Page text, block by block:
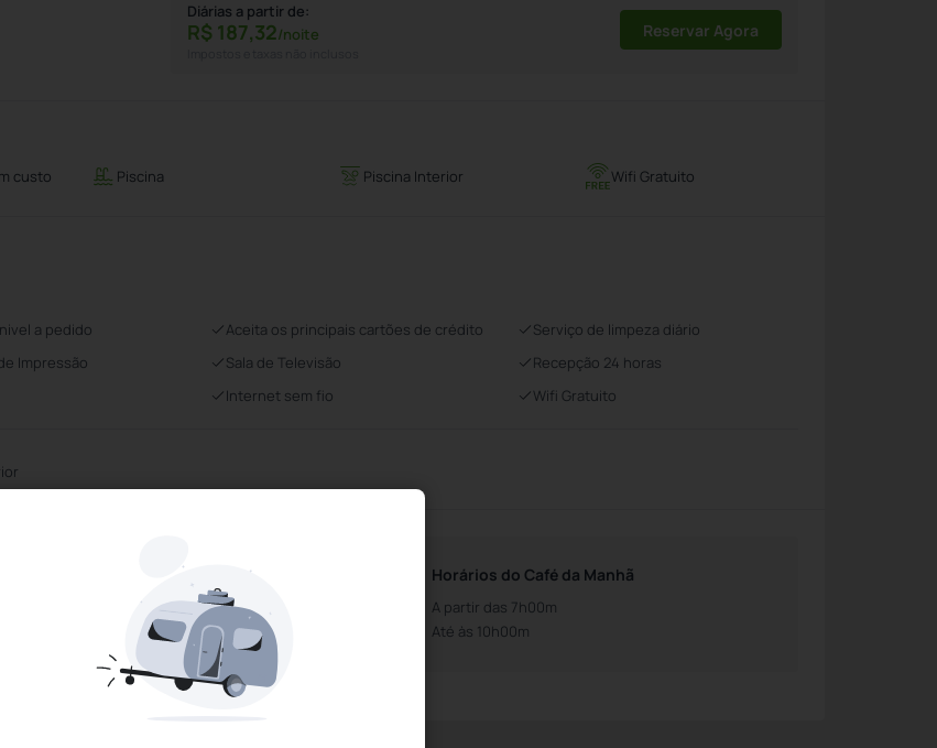
Diárias a partir de:
R$ 187,32/noite Reservar Agora
custo Piscina Piscina Interior Wifi Gratuito
a pedido Aceita os principais cartões de crédito
Serviço de limpeza diário
Impressão Sala de Televisão
Recepção 24 horas
Internet sem fio Wifi Gratuito
Horários da Recepção
Aberto das 0h00m
Horários do Café da Manhã
A partir das 7h00m
Até às 10h00m